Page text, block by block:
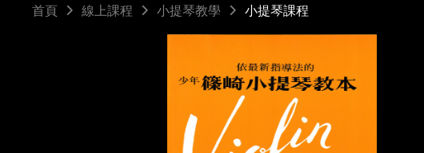
小提琴教學
請輸入關鍵字...
首頁 線上課程 小提琴教學 小提琴課程